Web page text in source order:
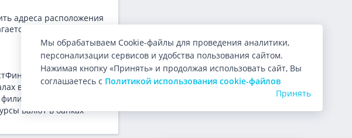
адреса расположения
информация о:
на сегодня
в формате списка. Вы
Также на
валют в банках
Мы обрабатываем Cookie-файлы для проведения аналитики,
персонализации сервисов и удобства пользования сайтом.
Нажимая кнопку «Принять» и продолжая использовать сайт, Вы
соглашаетесь с Политикой использования cookie-файлов
Принять